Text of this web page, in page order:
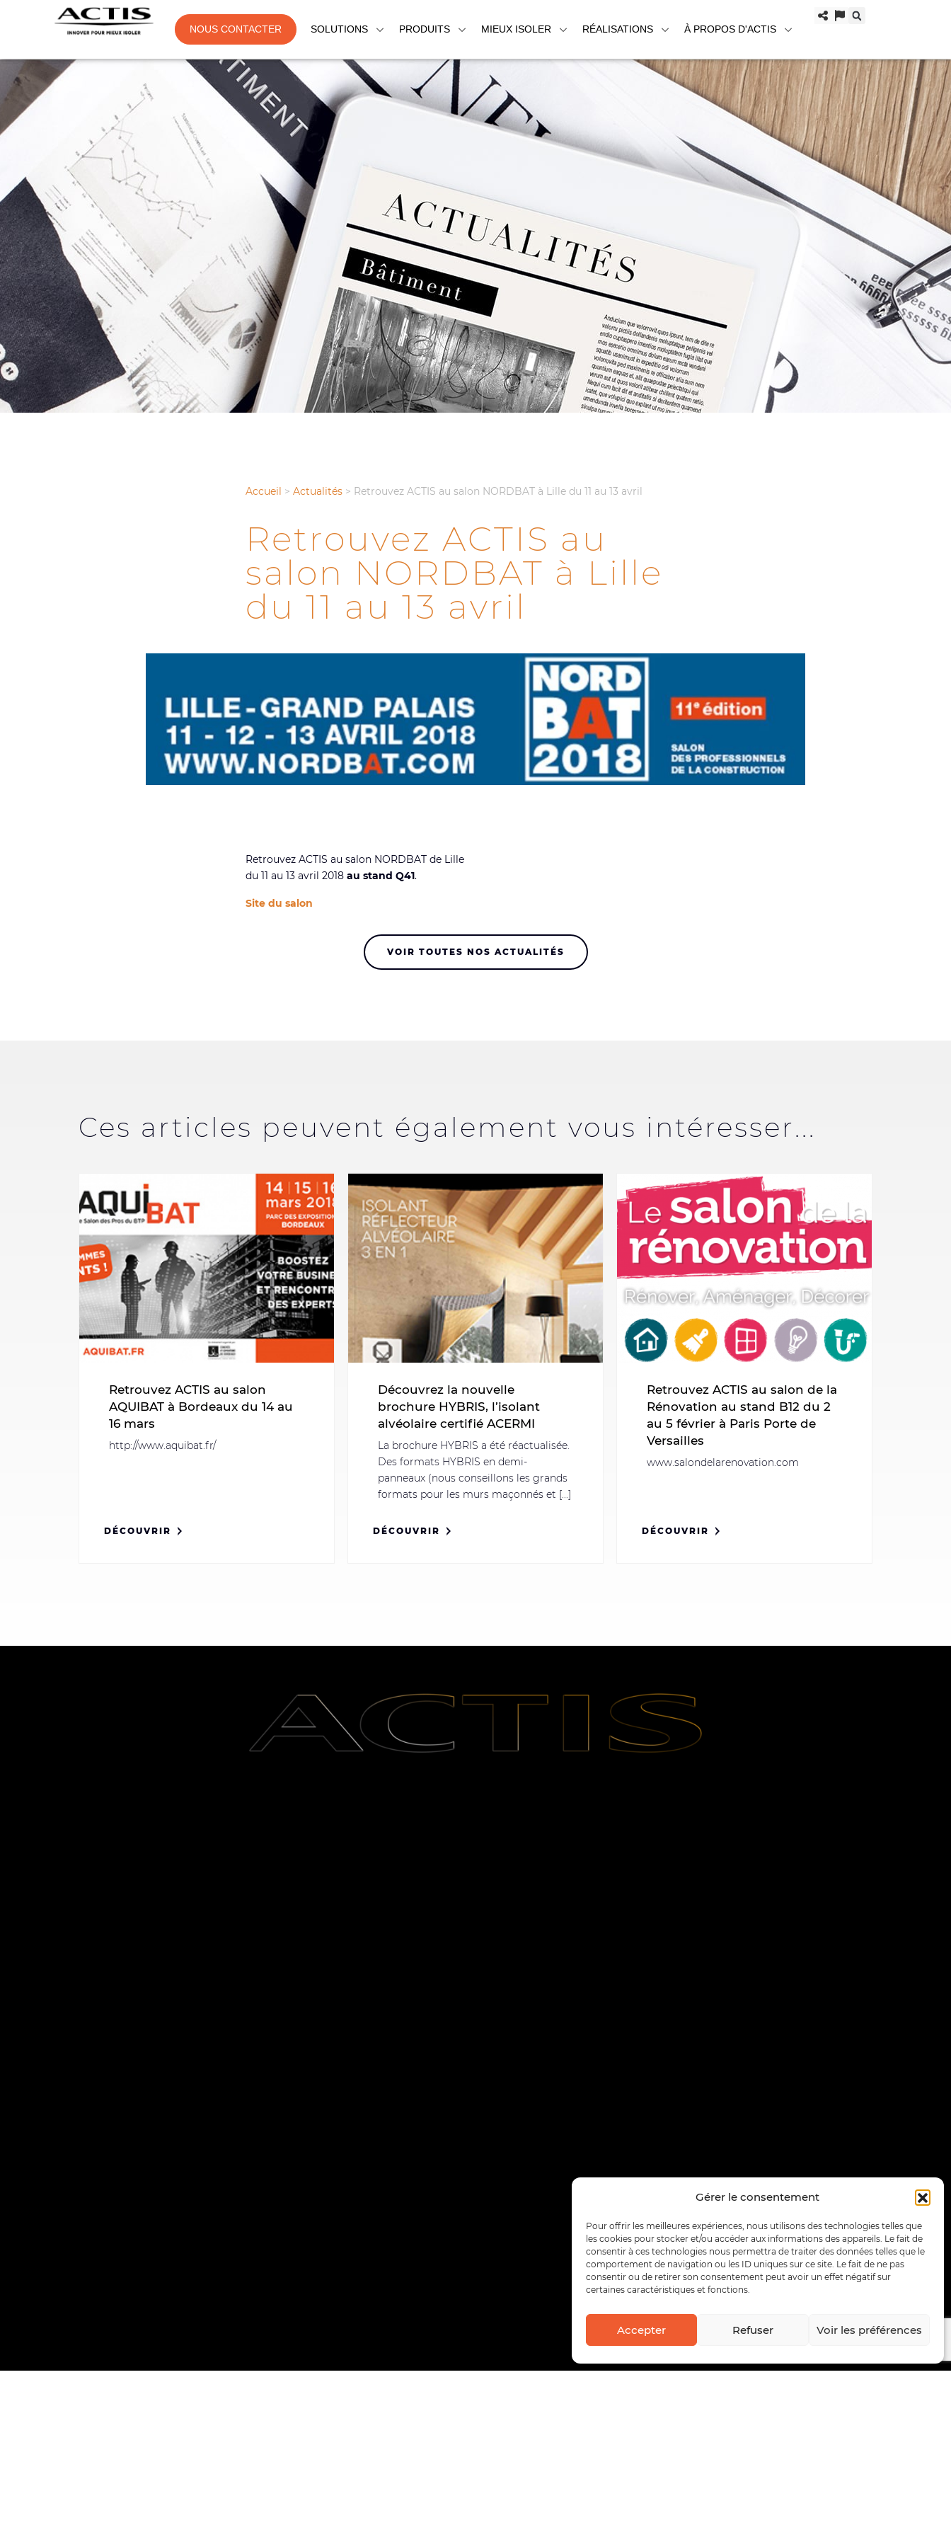
Gérer le consentement
Pour offrir les meilleures expériences, nous utilisons des technologies telles que
les cookies pour stocker et/ou accéder aux informations des appareils. Le fait de
consentir à ces technologies nous permettra de traiter des données telles que le
comportement de navigation ou les ID uniques sur ce site. Le fait de ne pas
consentir ou de retirer son consentement peut avoir un effet négatif sur
certaines caractéristiques et fonctions.
Accepter Refuser Voir les préférences
NOUS CONTACTER SOLUTIONS PRODUITS MIEUX ISOLER RÉALISATIONS À PROPOS D'ACTIS
Accueil > Actualités > Retrouvez ACTIS au salon NORDBAT à Lille du 11 au 13 avril
Retrouvez ACTIS au
salon NORDBAT à Lille
du 11 au 13 avril
Retrouvez ACTIS au salon NORDBAT de Lille
du 11 au 13 avril 2018 au stand Q41.
Site du salon
VOIR TOUTES NOS ACTUALITÉS
Ces articles peuvent également vous intéresser...
Retrouvez ACTIS au salon
AQUIBAT à Bordeaux du 14 au
16 mars
http://www.aquibat.fr/
DÉCOUVRIR
Découvrez la nouvelle
brochure HYBRIS, l’isolant
alvéolaire certifié ACERMI
La brochure HYBRIS a été réactualisée.
Des formats HYBRIS en demi-
panneaux (nous conseillons les grands
formats pour les murs maçonnés et [...]
DÉCOUVRIR
Retrouvez ACTIS au salon de la
Rénovation au stand B12 du 2
au 5 février à Paris Porte de
Versailles
www.salondelarenovation.com
DÉCOUVRIR